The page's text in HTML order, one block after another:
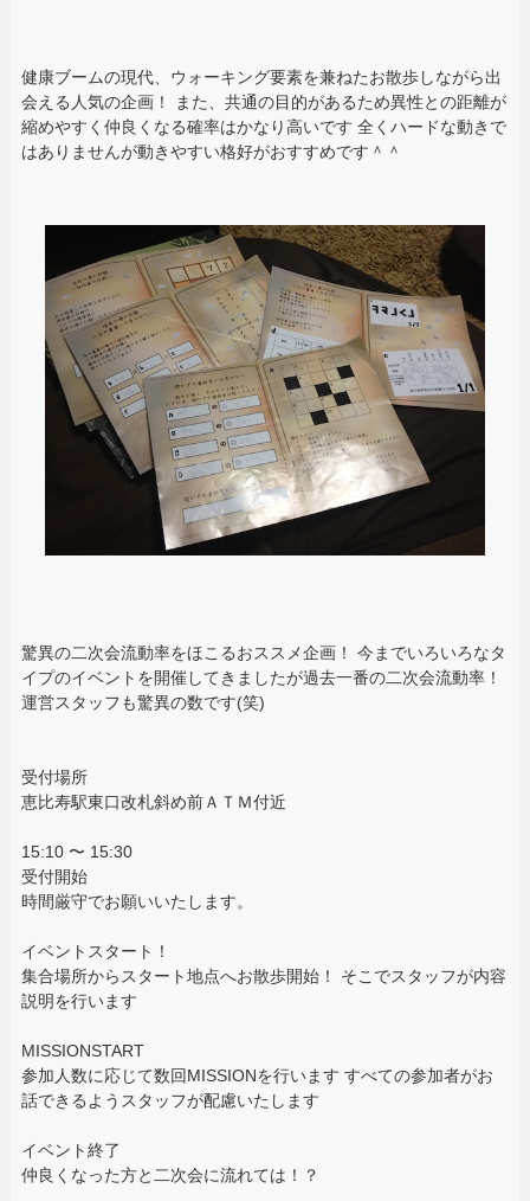
健康ブームの現代、ウォーキング要素を兼ねたお散歩しながら出
会える人気の企画！ また、共通の目的があるため異性との距離が
縮めやすく仲良くなる確率はかなり高いです 全くハードな動きで
はありませんが動きやすい格好がおすすめです＾＾
驚異の二次会流動率をほこるおススメ企画！ 今までいろいろなタ
イプのイベントを開催してきましたが過去一番の二次会流動率！
運営スタッフも驚異の数です(笑)
受付場所
恵比寿駅東口改札斜め前ＡＴＭ付近
15:10 〜 15:30
受付開始
時間厳守でお願いいたします。
イベントスタート！
集合場所からスタート地点へお散歩開始！ そこでスタッフが内容
説明を行います
MISSIONSTART
参加人数に応じて数回MISSIONを行います すべての参加者がお
話できるようスタッフが配慮いたします
イベント終了
仲良くなった方と二次会に流れては！？